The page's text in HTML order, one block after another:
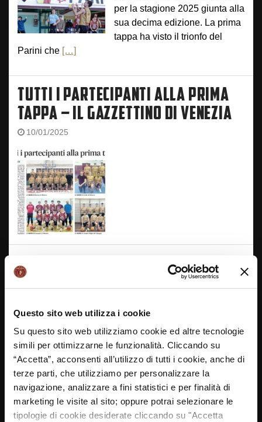
Questo sito web utilizza i cookie
Su questo sito web utilizziamo cookie ed altre tecnologie
simili per ottimizzarne le funzionalità. Cliccando su
“Accetta”, acconsenti all’utilizzo di tutti i cookie, anche di
terze parti, che utilizziamo per personalizzare la
navigazione, analizzare a fini statistici e per finalità di
marketing le visite al sito; oppure potrai selezionare le
tipologie di cookie desiderate cliccando su "Accetta
per la stagione 2025 giunta alla
sua decima edizione. La prima
tappa ha visto il trionfo del
Parini che […]
TUTTI I PARTECIPANTI ALLA PRIMA
TAPPA – IL GAZZETTINO DI VENEZIA
10/01/2025
SCUOLE A CANESTRO, SI PARTE – IL
GAZZETTINO DI VENEZIA